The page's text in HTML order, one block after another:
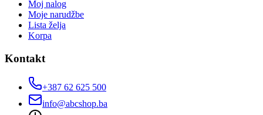
Moj nalog
Moje narudžbe
Lista želja
Korpa
Kontakt
+387 62 625 500
info@abcshop.ba